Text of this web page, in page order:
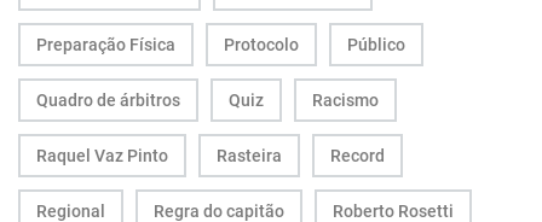
Preparação Física Protocolo Público
Quadro de árbitros Quiz Racismo
Raquel Vaz Pinto Rasteira Record
Regional Regra do capitão Roberto Rosetti